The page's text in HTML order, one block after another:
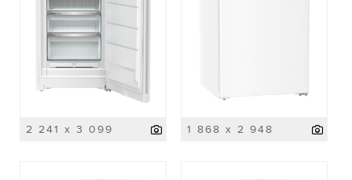
2 241 x 3 099 1 868 x 2 948